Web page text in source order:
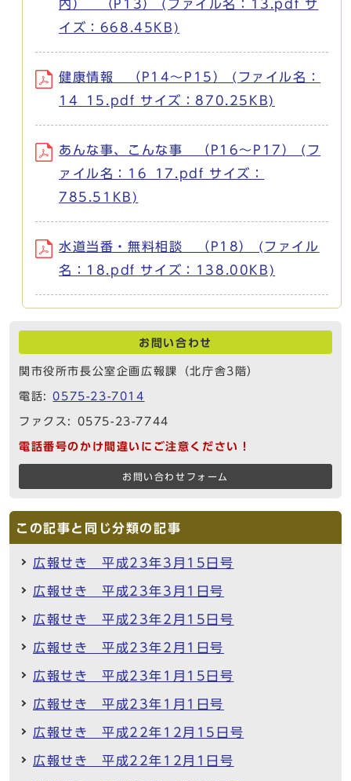
内） （P13） (ファイル名：13.pdf サ
イズ：668.45KB)
健康情報 （P14～P15） (ファイル名：
14_15.pdf サイズ：870.25KB)
あんな事、こんな事 （P16～P17） (フ
ァイル名：16_17.pdf サイズ：
785.51KB)
水道当番・無料相談 （P18） (ファイル
名：18.pdf サイズ：138.00KB)
お問い合わせ
関市役所市長公室企画広報課（北庁舎3階）
電話:0575-23-7014
ファクス: 0575-23-7744
電話番号のかけ間違いにご注意ください！
お問い合わせフォーム
この記事と同じ分類の記事
広報せき 平成23年3月15日号
広報せき 平成23年3月1日号
広報せき 平成23年2月15日号
広報せき 平成23年2月1日号
広報せき 平成23年1月15日号
広報せき 平成23年1月1日号
広報せき 平成22年12月15日号
広報せき 平成22年12月1日号